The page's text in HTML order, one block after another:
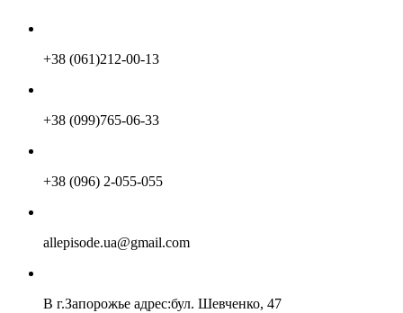
+38 (061)212-00-13
+38 (099)765-06-33
+38 (096) 2-055-055
allepisode.ua@gmail.com
В г.Запорожье адрес:бул. Шевченко, 47